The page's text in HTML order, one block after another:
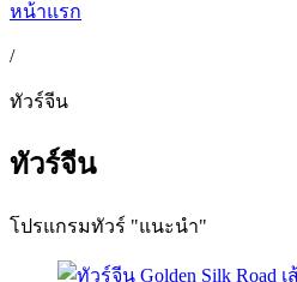
หน้าแรก
/
ทัวร์จีน
ทัวร์จีน
โปรแกรมทัวร์ "แนะนำ"